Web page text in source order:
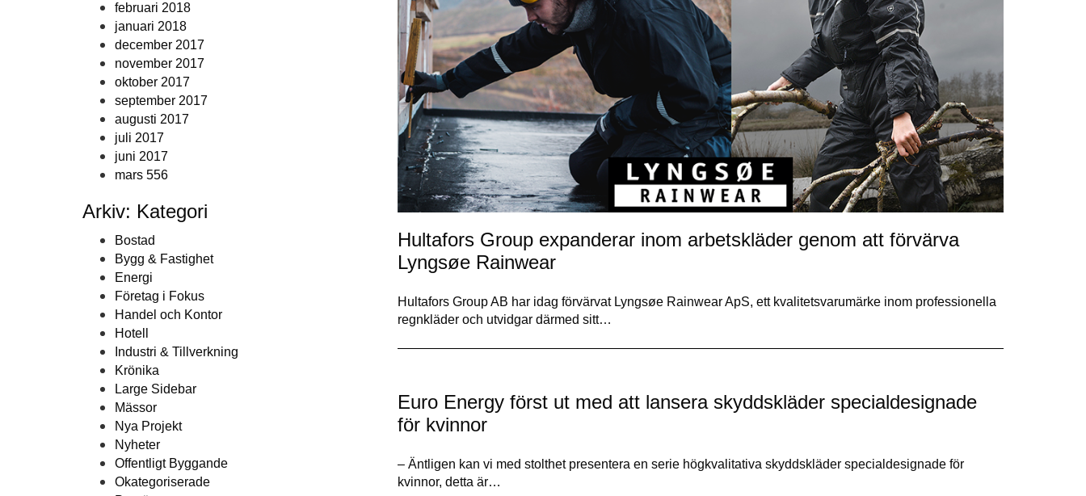
februari 2018
januari 2018
december 2017
november 2017
oktober 2017
september 2017
augusti 2017
juli 2017
juni 2017
mars 556
Arkiv: Kategori
Bostad
Bygg & Fastighet
Energi
Företag i Fokus
Handel och Kontor
Hotell
Industri & Tillverkning
Krönika
Large Sidebar
Mässor
Nya Projekt
Nyheter
Offentligt Byggande
Okategoriserade
Hultafors Group expanderar inom arbetskläder genom att förvärva
Lyngsøe Rainwear
Hultafors Group AB har idag förvärvat Lyngsøe Rainwear ApS, ett kvalitetsvarumärke inom professionella
regnkläder och utvidgar därmed sitt…
Euro Energy först ut med att lansera skyddskläder specialdesignade
för kvinnor
– Äntligen kan vi med stolthet presentera en serie högkvalitativa skyddskläder specialdesignade för
kvinnor, detta är…